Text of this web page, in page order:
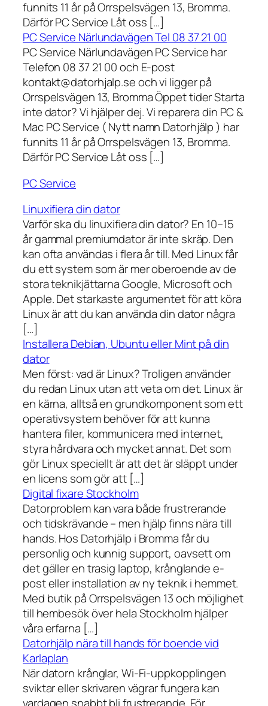
funnits 11 år på Orrspelsvägen 13, Bromma.
Därför PC Service Låt oss […]
PC Service Närlundavägen Tel 08 37 21 00
PC Service Närlundavägen PC Service har
Telefon 08 37 21 00 och E-post
kontakt@datorhjalp.se och vi ligger på
Orrspelsvägen 13, Bromma Öppet tider Starta
inte dator? Vi hjälper dej. Vi reparera din PC &
Mac PC Service ( Nytt namn Datorhjälp ) har
funnits 11 år på Orrspelsvägen 13, Bromma.
Därför PC Service Låt oss […]
PC Service
Linuxifiera din dator
Varför ska du linuxifiera din dator? En 10–15
år gammal premiumdator är inte skräp. Den
kan ofta användas i flera år till. Med Linux får
du ett system som är mer oberoende av de
stora teknikjättarna Google, Microsoft och
Apple. Det starkaste argumentet för att köra
Linux är att du kan använda din dator några
[…]
Installera Debian, Ubuntu eller Mint på din
dator
Men först: vad är Linux? Troligen använder
du redan Linux utan att veta om det. Linux är
en kärna, alltså en grundkomponent som ett
operativsystem behöver för att kunna
hantera filer, kommunicera med internet,
styra hårdvara och mycket annat. Det som
gör Linux speciellt är att det är släppt under
en licens som gör att […]
Digital fixare Stockholm
Datorproblem kan vara både frustrerande
och tidskrävande – men hjälp finns nära till
hands. Hos Datorhjälp i Bromma får du
personlig och kunnig support, oavsett om
det gäller en trasig laptop, krånglande e-
post eller installation av ny teknik i hemmet.
Med butik på Orrspelsvägen 13 och möjlighet
till hembesök över hela Stockholm hjälper
våra erfarna […]
Datorhjälp nära till hands för boende vid
Karlaplan
När datorn krånglar, Wi-Fi-uppkopplingen
sviktar eller skrivaren vägrar fungera kan